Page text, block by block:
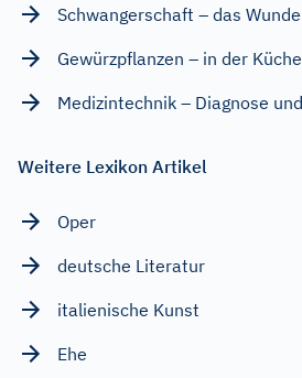
Schwangerschaft – das
Gewürzpflanzen – in der
Medizintechnik – Diagnose
Weitere Lexikon Artikel
Oper
deutsche Literatur
italienische Kunst
Ehe